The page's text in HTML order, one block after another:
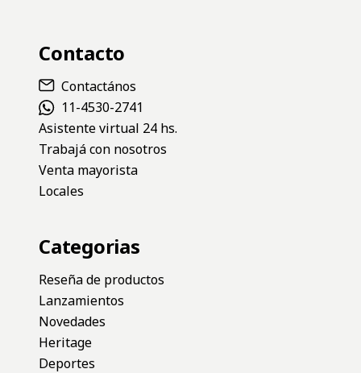
Contacto
Contactános
11-4530-2741
Asistente virtual 24 hs.
Trabajá con nosotros
Venta mayorista
Locales
Categorias
Reseña de productos
Lanzamientos
Novedades
Heritage
Deportes